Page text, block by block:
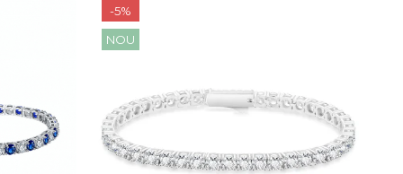
-5%
NOU